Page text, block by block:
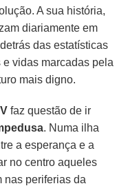
A sua história,
diariamente em
das estatísticas
vidas marcadas pela
mais digno.
faz questão de ir
. Numa ilha
a esperança e a
no centro aqueles
nas periferias da